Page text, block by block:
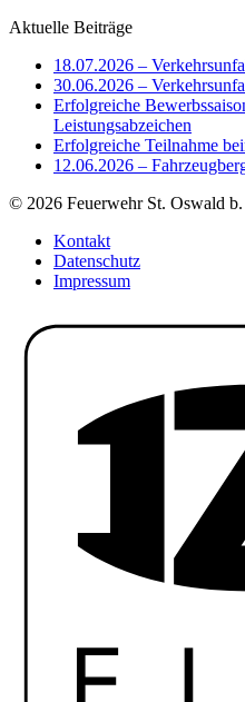
Aktuelle Beiträge
18.07.2026 –
30.06.2026 –
Erfolgreiche
Leistungsabzeichen
Erfolgreiche Teilnahme
12.06.2026 –
© 2026 Feuerwehr St. Oswald
Kontakt
Datenschutz
Impressum